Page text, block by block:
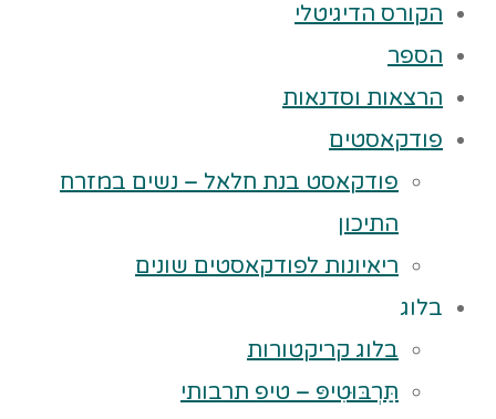
הקורס הדיגיטלי
הספר
הרצאות וסדנאות
פודקאסטים
פודקאסט בנת חלאל – נשים במזרח
התיכון
ריאיונות לפודקאסטים שונים
בלוג
בלוג קריקטורות
תַּרְבּוּטִיפּ – טיפ תרבותי